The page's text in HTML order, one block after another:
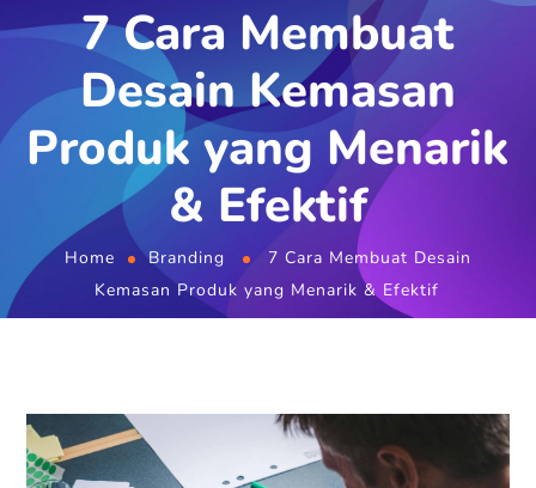
7 Cara Membuat
Desain Kemasan
Produk yang Menarik
& Efektif
Home Branding
7 Cara Membuat Desain
Kemasan Produk yang Menarik & Efektif